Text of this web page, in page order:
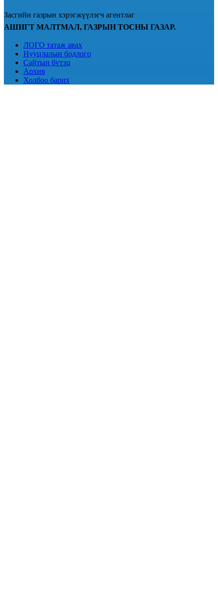
Засгийн газрын хэрэгжүүлэгч агентлаг
АШИГТ МАЛТМАЛ, ГАЗРЫН ТОСНЫ ГАЗАР.
ЛОГО татаж авах
Нууцлалын бодлого
Сайтын бүтэц
Архив
Холбоо барих